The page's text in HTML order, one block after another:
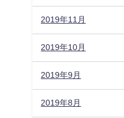
2019年11月
2019年10月
2019年9月
2019年8月